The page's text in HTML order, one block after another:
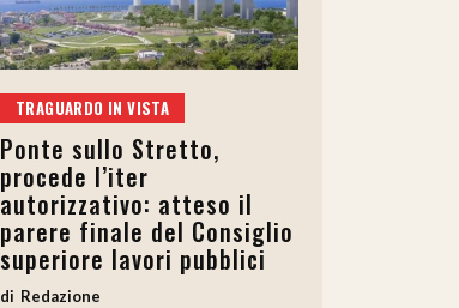
TRAGUARDO IN VISTA
Ponte sullo Stretto,
procede l’iter
autorizzativo: atteso il
parere finale del Consiglio
superiore lavori pubblici
Redazione